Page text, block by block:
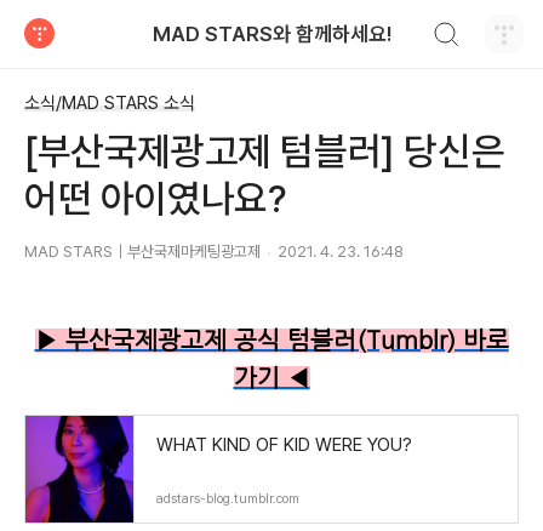
MAD STARS와 함께하세요!
소식/MAD STARS 소식
[부산국제광고제 텀블러] 당신은
어떤 아이였나요?
MAD STARS｜부산국제마케팅광고제 2021. 4. 23. 16:48
▶ 부산국제광고제 공식 텀블러(Tumblr) 바로
가기 ◀
WHAT KIND OF KID WERE YOU?
adstars-blog.tumblr.com